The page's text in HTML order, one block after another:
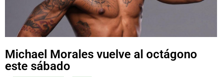
Michael Morales vuelve al octágono
este sábado